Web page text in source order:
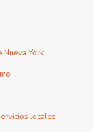
Nueva York
locales